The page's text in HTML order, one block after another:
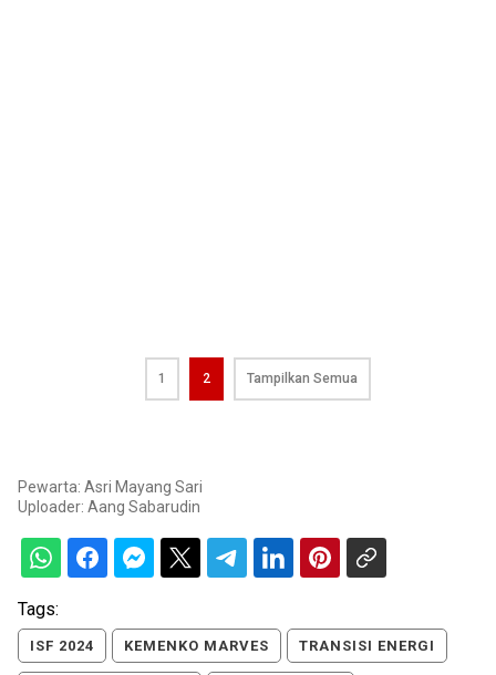
1 2 Tampilkan Semua
Pewarta: Asri Mayang Sari
Uploader: Aang Sabarudin
Tags:
ISF 2024 KEMENKO MARVES TRANSISI ENERGI